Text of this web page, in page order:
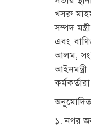
খসরু
সম্পদ
এবং
আলম,
১. নগর